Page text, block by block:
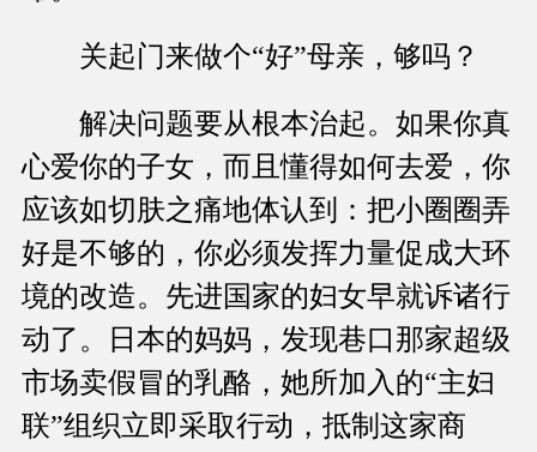
关起门来做个“好”母亲，够吗？
解决问题要从根本治起。如果你真
心爱你的子女，而且懂得如何去爱，你
应该如切肤之痛地体认到：把小圈圈弄
好是不够的，你必须发挥力量促成大环
境的改造。先进国家的妇女早就诉诸行
动了。日本的妈妈，发现巷口那家超级
市场卖假冒的乳酪，她所加入的“主妇
联”组织立即采取行动，抵制这家商